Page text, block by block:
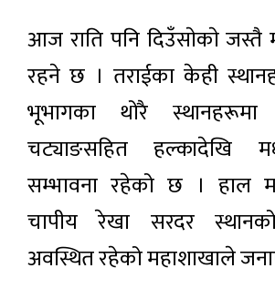
आज राति पनि दिउँसाेकाे जस्तै
रहने छ । तराईका केही
भूभागका थोरै
चट्याङसहित हल्कादेखि
सम्भावना रहेको छ । हाल
चापीय रेखा सरदर
अवस्थित रहेको महाशाखाले